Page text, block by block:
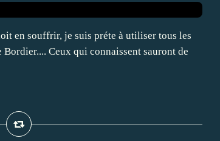
en souffrir, je suis préte à utiliser tous les
Ceux qui connaissent sauront de